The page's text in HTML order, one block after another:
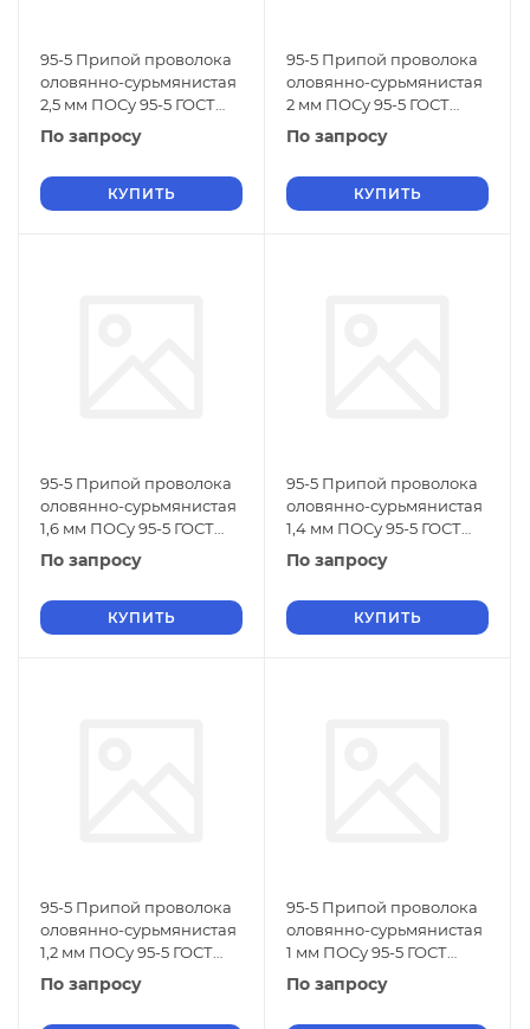
95-5 Припой проволока
оловянно-сурьмянистая
2,5 мм ПОСу 95-5 ГОСТ
21931-76
По запросу
КУПИТЬ
95-5 Припой проволока
оловянно-сурьмянистая
2 мм ПОСу 95-5 ГОСТ
21931-76
По запросу
КУПИТЬ
95-5 Припой проволока
оловянно-сурьмянистая
1,6 мм ПОСу 95-5 ГОСТ
21931-76
По запросу
КУПИТЬ
95-5 Припой проволока
оловянно-сурьмянистая
1,4 мм ПОСу 95-5 ГОСТ
21931-76
По запросу
КУПИТЬ
95-5 Припой проволока
оловянно-сурьмянистая
1,2 мм ПОСу 95-5 ГОСТ
21931-76
По запросу
95-5 Припой проволока
оловянно-сурьмянистая
1 мм ПОСу 95-5 ГОСТ
21931-76
По запросу